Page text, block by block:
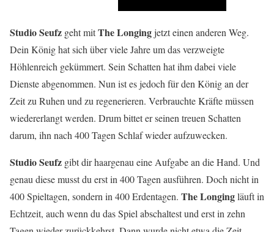
Studio Seufz geht mitThe Longingjetzt einen anderen Weg.
Dein König hat sich über viele Jahre um das verzweigte
Höhlenreich gekümmert. Sein Schatten hat ihm dabei viele
Dienste abgenommen. Nun ist es jedoch für den König an der
Zeit zu Ruhen und zu regenerieren. Verbrauchte Kräfte müssen
wiedererlangt werden. Drum bittet er seinen treuen Schatten
darum, ihn nach 400 Tagen Schlaf wieder aufzuwecken.
Studio Seufz gibt dir haargenau eine Aufgabe an die Hand. Und
genau diese musst du erst in 400 Tagen ausführen. Doch nicht in
400 Spieltagen, sondern in 400 Erdentagen. The Longingläuft in
Echtzeit, auch wenn du das Spiel abschaltest und erst in zehn